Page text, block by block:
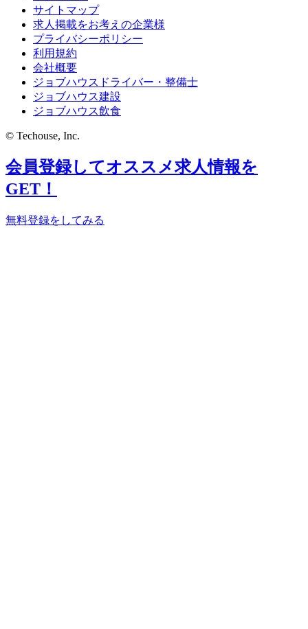
サイトマップ
求人掲載をお考えの企業様
プライバシーポリシー
利用規約
会社概要
ジョブハウスドライバー・整備士
ジョブハウス建設
ジョブハウス飲食
© Techouse, Inc.
会員登録してオススメ求人情報を
GET！
無料登録をしてみる